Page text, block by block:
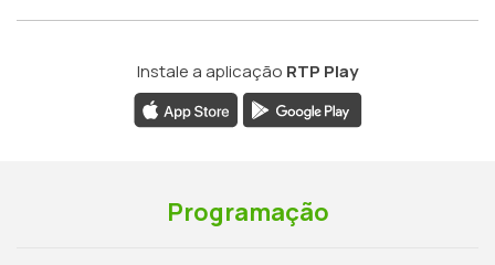
Instale a aplicação RTP Play
Programação